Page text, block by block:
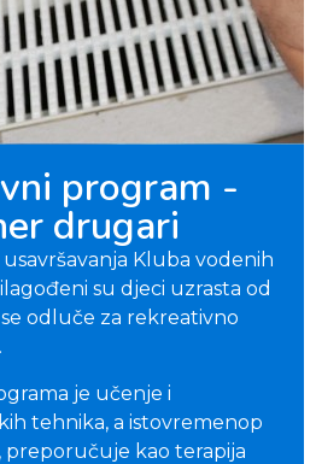
program -
drugari
Kluba vodenih
su djeci uzrasta od
odluče za rekreativno
je učenje i
tehnika, a istovremenop
preporučuje kao terapija